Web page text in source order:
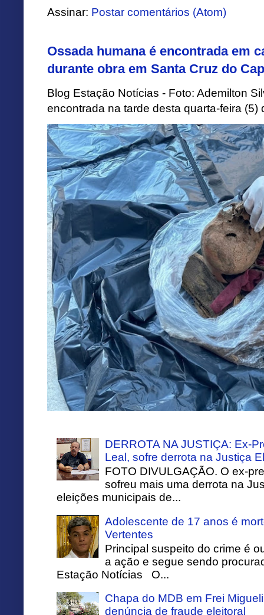
Assinar: Postar comentários (Atom)
Ossada humana é encontrada em
durante obra em Santa Cruz do
Blog Estação Notícias - Foto: Ademilton
encontrada na tarde desta quarta-feira (5)
DERROTA NA JUSTIÇA: Ex-
Leal, sofre derrota na Justiça
FOTO DIVULGAÇÃO. O ex-
sofreu mais uma derrota na
eleições municipais de...
Adolescente de 17 anos é
Vertentes
Principal suspeito do crime é
a ação e segue sendo
Estação Notícias O...
Chapa do MDB em Frei
denúncia de fraude eleitoral